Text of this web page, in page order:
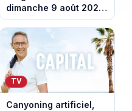
dimanche 9 août 2026
: notre sélection pour
votre soirée télé
TV
Canyoning artificiel,